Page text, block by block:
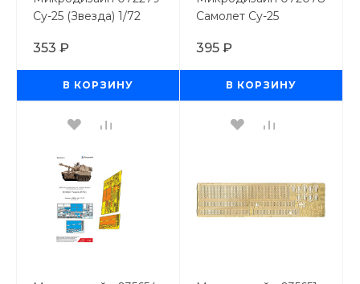
Су-25 (Звезда) 1/72
353 ₽
В КОРЗИНУ
Самолет Cу-25
приборные доски
1/72
395 ₽
В КОРЗИНУ